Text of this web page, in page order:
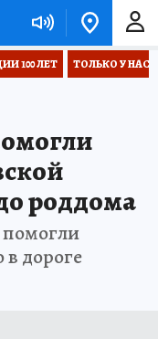
100 ЛЕТ ТОЛЬКО У НАС
роддома
дороге